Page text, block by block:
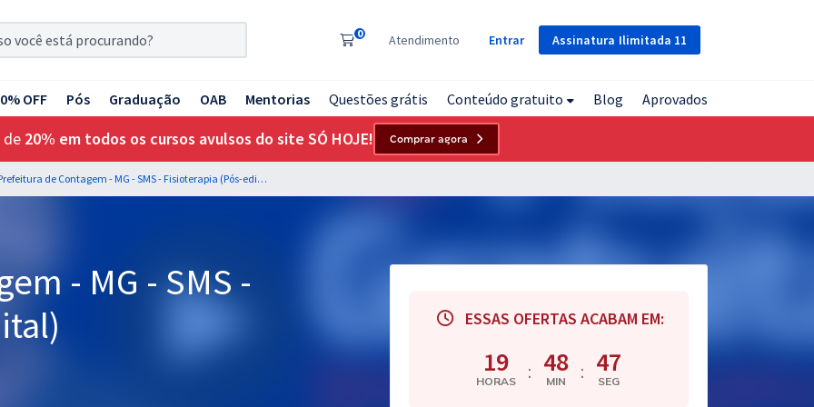
Assinatura Ilimitada 11
0 Atendimento Entrar
OFF Pós Graduação OAB Mentorias Questões grátis Conteúdo gratuito Blog Aprovados
de 20% em todos os cursos avulsos do site SÓ HOJE! Comprar agora
Prefeitura de Contagem - MG - SMS - Fisioterapia (Pós-edital)
- MG - SMS -
ESSAS OFERTAS ACABAM EM:
19
HORAS : 48
MIN : 46
SEG